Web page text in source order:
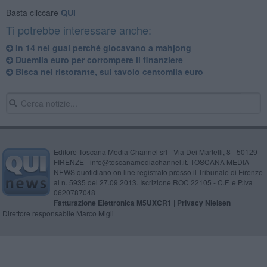
Basta cliccare QUI
Ti potrebbe interessare anche:
In 14 nei guai perché giocavano a mahjong
Duemila euro per corrompere il finanziere
Bisca nel ristorante, sul tavolo centomila euro
Editore Toscana Media Channel srl - Via Dei Martelli, 8 - 50129
FIRENZE - info@toscanamediachannel.it. TOSCANA MEDIA
NEWS quotidiano on line registrato presso il Tribunale di Firenze
al n. 5935 del 27.09.2013. Iscrizione ROC 22105 - C.F. e P.Iva
0620787048
Fatturazione Elettronica M5UXCR1 | Privacy Nielsen
Direttore responsabile Marco Migli